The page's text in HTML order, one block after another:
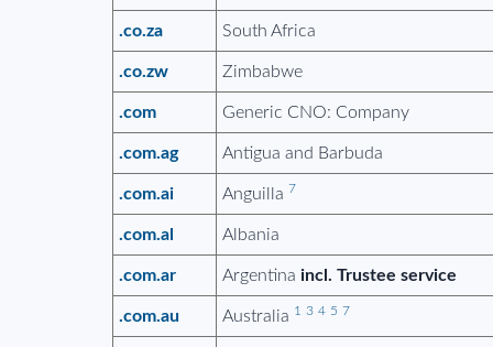
.co.za South Africa
.co.zw Zimbabwe
.com Generic CNO: Company
.com.ag Antigua and Barbuda
.com.ai Anguilla 7
.com.al Albania
.com.ar Argentina incl. Trustee service
.com.au Australia 1 3 4 5 7